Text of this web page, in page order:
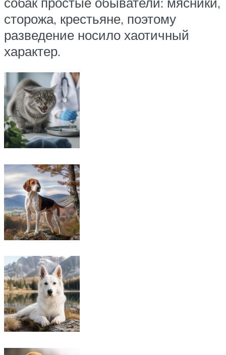
сторожа, крестьяне, поэтому
разведение носило хаотичный
характер.